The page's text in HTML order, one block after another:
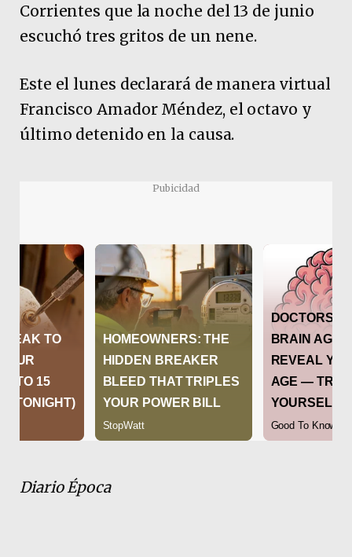
Corrientes que la noche del 13 de junio
escuchó tres gritos de un nene.
Este el lunes declarará de manera virtual
Francisco Amador Méndez, el octavo y
último detenido en la causa.
Pubicidad
Diario Época